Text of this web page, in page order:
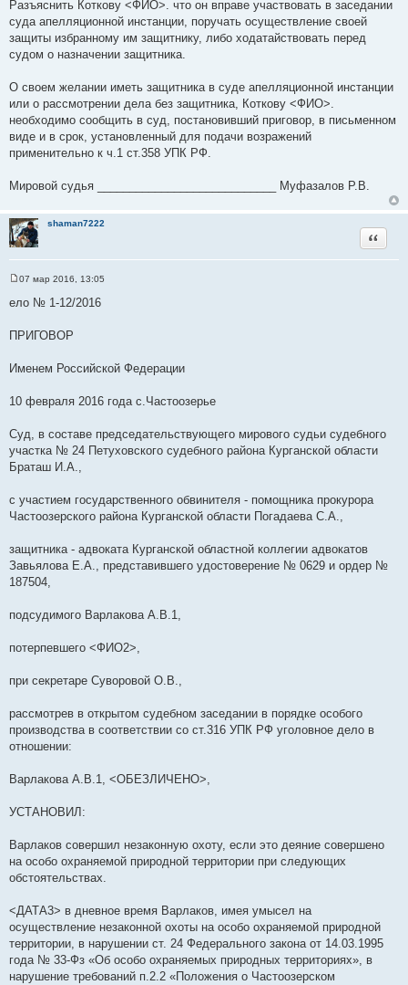
Разъяснить Коткову <ФИО>. что он вправе участвовать в заседании
суда апелляционной инстанции, поручать осуществление своей
защиты избранному им защитнику, либо ходатайствовать перед
судом о назначении защитника.
О своем желании иметь защитника в суде апелляционной инстанции
или о рассмотрении дела без защитника, Коткову <ФИО>.
необходимо сообщить в суд, постановивший приговор, в письменном
виде и в срок, установленный для подачи возражений
применительно к ч.1 ст.358 УПК РФ.
Мировой судья ____________________________ Муфазалов Р.В.
shaman7222
Цитата
о
щ
е
е
07 мар 2016, 13:05
ело № 1-12/2016
ПРИГОВОР
Именем Российской Федерации
10 февраля 2016 года с.Частоозерье
Суд, в составе председательствующего мирового судьи судебного
участка № 24 Петуховского судебного района Курганской области
Браташ И.А.,
с участием государственного обвинителя - помощника прокурора
Частоозерского района Курганской области Погадаева С.А.,
защитника - адвоката Курганской областной коллегии адвокатов
Завьялова Е.А., представившего удостоверение № 0629 и ордер №
187504,
подсудимого Варлакова А.В.1,
потерпевшего <ФИО2>,
при секретаре Суворовой О.В.,
рассмотрев в открытом судебном заседании в порядке особого
производства в соответствии со ст.316 УПК РФ уголовное дело в
отношении:
Варлакова А.В.1, <ОБЕЗЛИЧЕНО>,
УСТАНОВИЛ:
Варлаков совершил незаконную охоту, если это деяние совершено
на особо охраняемой природной территории при следующих
обстоятельствах.
<ДАТА3> в дневное время Варлаков, имея умысел на
осуществление незаконной охоты на особо охраняемой природной
территории, в нарушении ст. 24 Федерального закона от 14.03.1995
года № 33-Фз «Об особо охраняемых природных территориях», в
нарушение требований п.2.2 «Положения о Частоозерском